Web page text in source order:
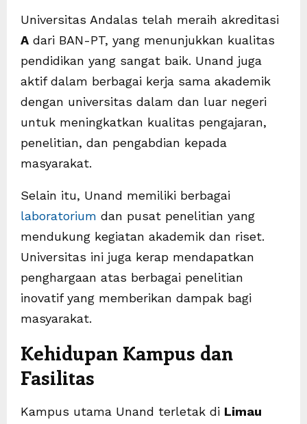
Universitas Andalas telah meraih akreditasi
A dari BAN-PT, yang menunjukkan kualitas
pendidikan yang sangat baik. Unand juga
aktif dalam berbagai kerja sama akademik
dengan universitas dalam dan luar negeri
untuk meningkatkan kualitas pengajaran,
penelitian, dan pengabdian kepada
masyarakat.
Selain itu, Unand memiliki berbagai
laboratorium dan pusat penelitian yang
mendukung kegiatan akademik dan riset.
Universitas ini juga kerap mendapatkan
penghargaan atas berbagai penelitian
inovatif yang memberikan dampak bagi
masyarakat.
Kehidupan Kampus dan
Fasilitas
Kampus utama Unand terletak di Limau